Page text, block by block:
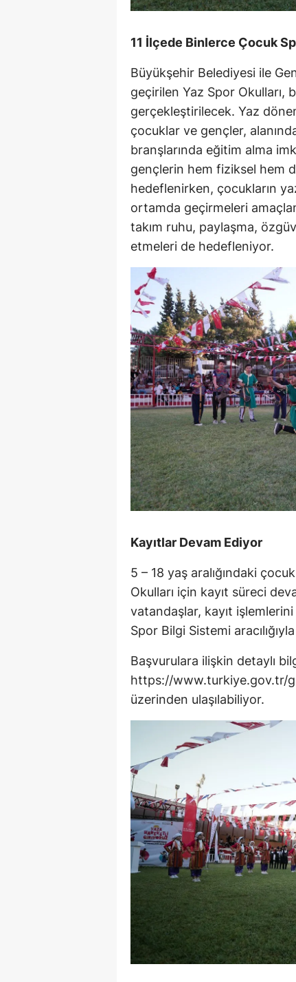
11 İlçede Binlerce Çocuk
Büyükşehir Belediyesi ile
geçirilen Yaz Spor Okulları,
gerçekleştirilecek. Yaz
çocuklar ve gençler,
branşlarında eğitim alma
gençlerin hem fiziksel hem
hedeflenirken, çocukların
ortamda geçirmeleri
takım ruhu, paylaşma,
etmeleri de hedefleniyor.
Kayıtlar Devam Ediyor
5 – 18 yaş aralığındaki
Okulları için kayıt süreci
vatandaşlar, kayıt
Spor Bilgi Sistemi
Başvurulara ilişkin detaylı
https://www.turkiye.gov.tr/
üzerinden ulaşılabiliyor.